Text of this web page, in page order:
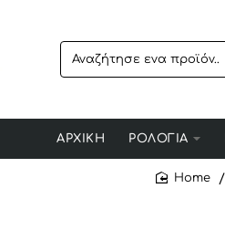
Αναζήτησε
ενα
ΑΡΧΙΚΗ ΡΟΛΟΓΙΑ